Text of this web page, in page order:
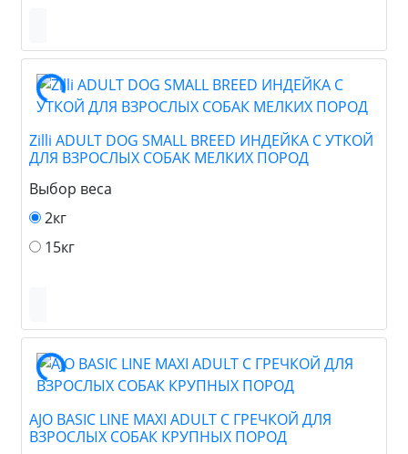
Zilli ADULT DOG SMALL BREED ИНДЕЙКА С УТКОЙ
ДЛЯ ВЗРОСЛЫХ СОБАК МЕЛКИХ ПОРОД
Выбор веса
2кг
15кг
AJO BASIC LINE MAXI ADULT С ГРЕЧКОЙ ДЛЯ
ВЗРОСЛЫХ СОБАК КРУПНЫХ ПОРОД